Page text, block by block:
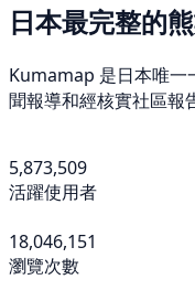
日本最完整的
Kumamap 是日本唯一
聞報導和經核實社區報
5,873,509
活躍使用者
18,046,151
瀏覽次數